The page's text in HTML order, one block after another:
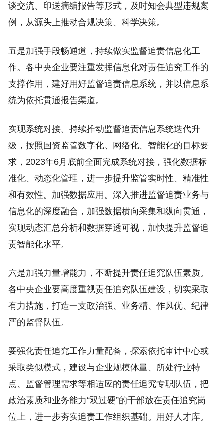
谈交流、印送摘编报告等形式，及时知会典型违规案
例，从源头上推动合规决策、科学决策。
五是加强手段畅通道，持续做实监督追责信息化工
作。各中央企业要注重发挥信息化对责任追究工作的
支撑作用，建好用好监督追责信息系统，并以信息系
统为依托贯通报告渠道。
实现系统对接。持续推动监督追责信息系统迭代升
级，按照国资监管数字化、网络化、智能化的目标要
求，2023年6月底前全面完成系统对接，强化数据标
准化、动态化管理，进一步提升监管实时性、精准性
和有效性。加强数据应用。深入推进监督追责业务与
信息化的深度融合，加强数据横向采集和纵向贯通，
实现动态汇总分析和数据穿透可视，加快提升监督追
责智能化水平。
六是加强力量增能力，不断提升责任追究队伍素质。
各中央企业要高度重视责任追究队伍建设，切实采取
有力措施，打造一支政治强、业务精、作风优、纪律
严的监督队伍。
要强化责任追究工作力量配备，探索依托审计中心或
采取类似模式，建设与企业规模体量、所处行业特
点、监督管理需求等相适应的责任追究专职队伍，把
政治素质和业务能力“双过硬”的干部放在责任追究岗
位上，进一步夯实追责工作组织基础。用好人才库。